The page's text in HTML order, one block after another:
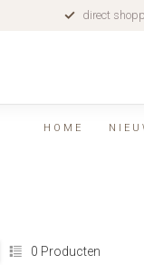
direct
HOME
0 Producten